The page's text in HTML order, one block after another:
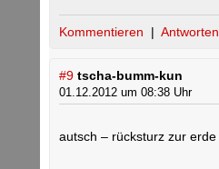
Kommentieren | Antworten
#9 tscha-bumm-kun
01.12.2012 um 08:38 Uhr
autsch – rücksturz zur erde